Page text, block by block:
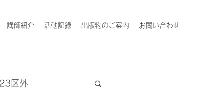
講師紹介 活動記録 出版物のご案内 お問い合わせ
区外